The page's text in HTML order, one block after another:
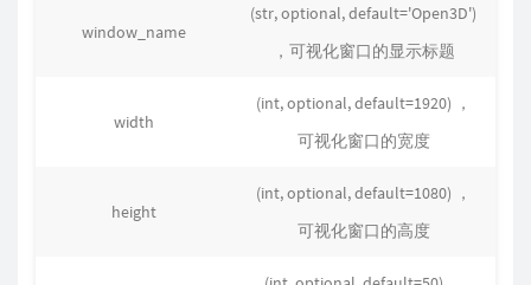
window_name
(str, optional, default='Open3D')
，可视化窗口的显示标题
width
(int, optional, default=1920) ，
可视化窗口的宽度
height
(int, optional, default=1080) ，
可视化窗口的高度